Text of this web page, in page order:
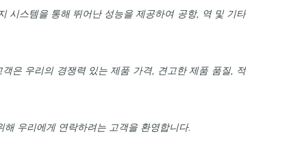
시스템을 통해 뛰어난 성능을 제공하여 공항, 역 및 기타
은 우리의 경쟁력 있는 제품 가격, 견고한 제품 품질, 적
우리에게 연락하려는 고객을 환영합니다.